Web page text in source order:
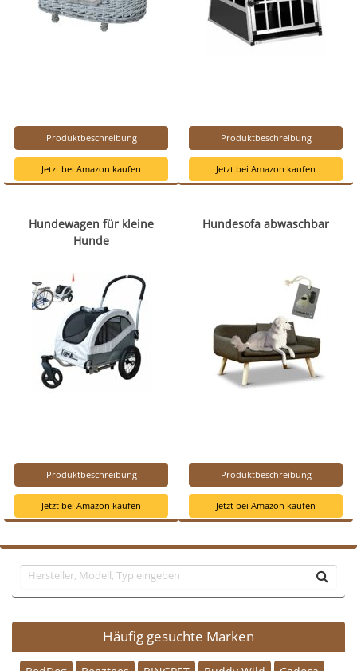
Produktbeschreibung
Jetzt bei Amazon kaufen
Produktbeschreibung
Jetzt bei Amazon kaufen
Hundewagen für kleine
Hunde
Produktbeschreibung
Jetzt bei Amazon kaufen
Hundesofa abwaschbar
Produktbeschreibung
Jetzt bei Amazon kaufen
Häufig gesuchte Marken